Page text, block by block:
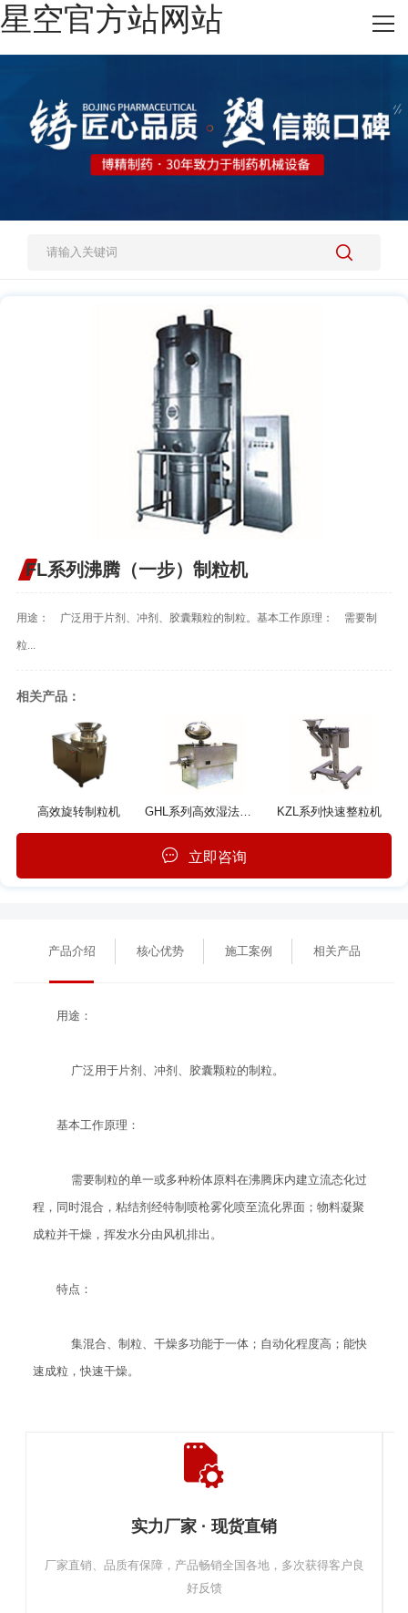
星空官方站网站
网站星空官方站网站
施工案例
人才招聘
FL系列沸腾（一步）制粒机
用途： 广泛用于片剂、冲剂、胶囊颗粒的制粒。基本工作原理： 需要制
粒...
相关产品：
高效旋转制粒机 KZL系列快速整粒机
立即咨询
产品介绍 核心优势 施工案例 相关产品
用途：
广泛用于片剂、冲剂、胶囊颗粒的制粒。
基本工作原理：
需要制粒的单一或多种粉体原料在沸腾床内建立流态化过
程，同时混合，粘结剂经特制喷枪雾化喷至流化界面；物料凝聚
成粒并干燥，挥发水分由风机排出。
特点：
集混合、制粒、干燥多功能于一体；自动化程度高；能快
速成粒，快速干燥。
实力厂家 · 现货直销
厂家直销、品质有保障，产品畅销全国各地，多次获得客户良
好反馈